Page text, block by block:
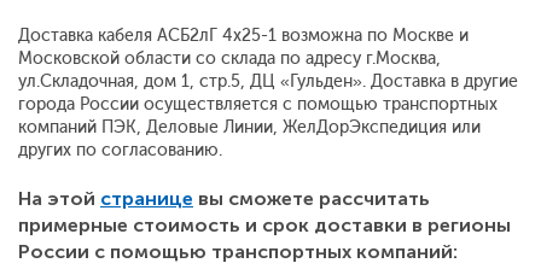
Доставка кабеля АСБ2лГ 4x25-1 возможна по Москве и
Московской области со склада по адресу г.Москва,
ул.Складочная, дом 1, стр.5, ДЦ «Гульден». Доставка в другие
города России осуществляется с помощью транспортных
компаний ПЭК, Деловые Линии, ЖелДорЭкспедиция или
других по согласованию.
На этой странице вы сможете рассчитать
примерные стоимость и срок доставки в регионы
России с помощью транспортных компаний: